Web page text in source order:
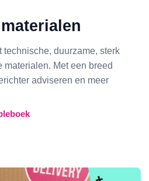
technische, duurzame, sterk
Met een breed
adviseren en meer